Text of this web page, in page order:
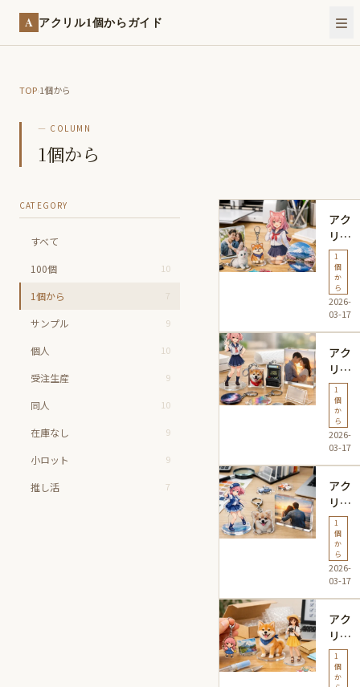
A アクリル1個からガイド
TOP›1個から
— COLUMN
1個から
CATEGORY
すべて
100個
10
1個から 7
サンプル 9
個人 10
受注生産 9
同人 10
在庫なし 9
小ロット 9
推し活 7
アク
リル
グッ
ズを
1個
から
注文
可能
な業
者お
すす
めガ
イド
1
個
か
ら
2026-
03-17
アク
リル
グッ
ズ 1
個か
らの
価格
相場
と購
入ガ
イド
完全
解説
1
個
か
ら
2026-
03-17
アク
リル
グッ
ズ 1
個か
ら 業
者比
較！
選び
方と
おす
すめ
1
個
か
ら
2026-
03-17
アク
リル
グッ
ズ 1
1
個
か